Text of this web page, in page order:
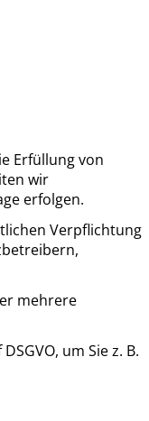
Erfüllung von
wir
erfolgen.
Verpflichtung
mehrere
um Sie z. B.